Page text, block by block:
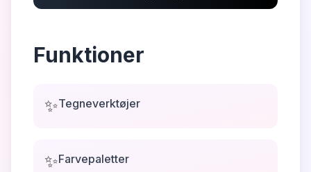
Funktioner
✨Tegneverktøjer
✨Farvepaletter